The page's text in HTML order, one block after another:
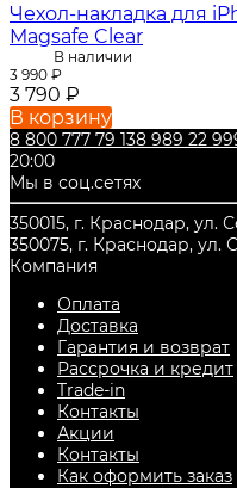
Чехол-накладка для
Magsafe Clear
В наличии
3 990 ₽
3 790 ₽
В корзину
8 800 777 79 138 989 22
20:00
Мы в соц.сетях
350015, г. Краснодар, ул.
350075, г. Краснодар, ул.
Компания
Оплата
Доставка
Гарантия и возврат
Рассрочка и кредит
Trade-in
Контакты
Акции
Контакты
Как оформить заказ